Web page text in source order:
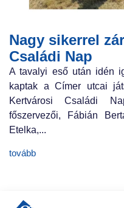
Nagy sikerrel
Családi Nap
A tavalyi eső után idén
kaptak a Címer utcai
Kertvárosi Családi
főszervezői, Fábián
Etelka,...
tovább